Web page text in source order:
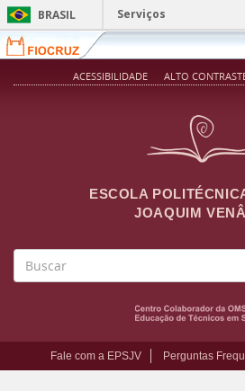
Pular para o conteúdo principal
BRASIL
Serviços
ACESSIBILIDADE ALTO
ESCOLA
JOAQUIM
Fale com a EPSJV Perguntas